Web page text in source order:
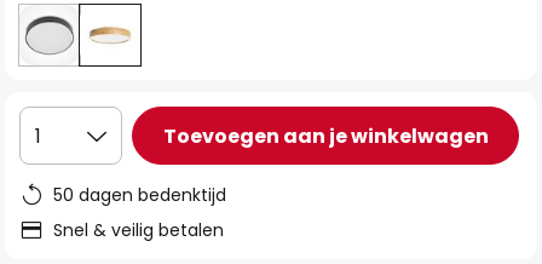
1 Toevoegen aan je winkelwagen
50 dagen bedenktijd
Snel & veilig betalen